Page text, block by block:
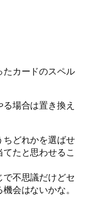
カードのスペル
場合は置き換え
どれかを選ばせ
たと思わせるこ
不思議だけどセ
会はないかな。